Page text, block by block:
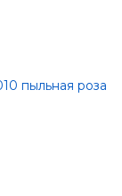
пыльная роза